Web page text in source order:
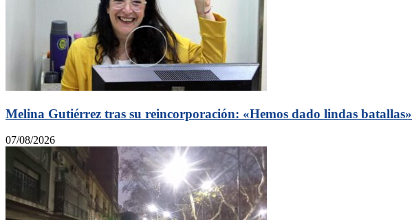
Melina Gutiérrez tras su reincorporación: «Hemos dado lindas batallas»
07/08/2026